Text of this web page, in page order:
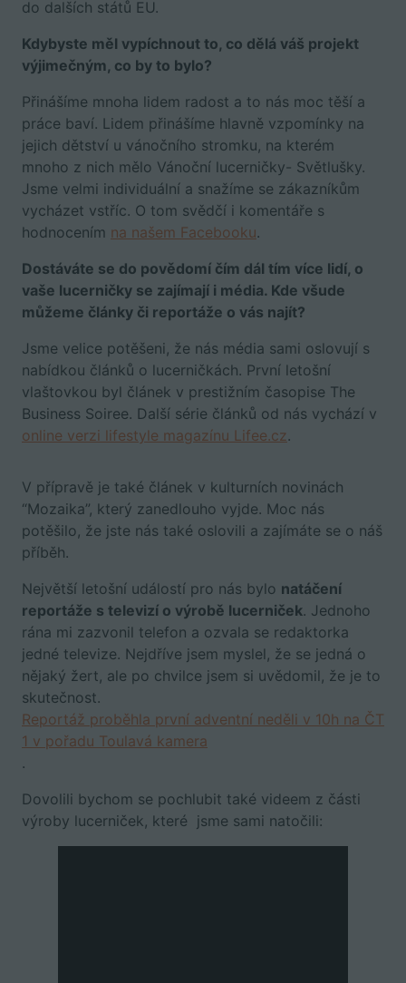
do dalších států EU.
Kdybyste měl vypíchnout to, co dělá váš projekt
výjimečným, co by to bylo?
Přinášíme mnoha lidem radost a to nás moc těší a
práce baví. Lidem přinášíme hlavně vzpomínky na
jejich dětství u vánočního stromku, na kterém
mnoho z nich mělo Vánoční lucerničky- Světlušky.
Jsme velmi individuální a snažíme se zákazníkům
vycházet vstříc. O tom svědčí i komentáře s
hodnocením na našem Facebooku.
Dostáváte se do povědomí čím dál tím více lidí, o
vaše lucerničky se zajímají i média. Kde všude
můžeme články či reportáže o vás najít?
Jsme velice potěšeni, že nás média sami oslovují s
nabídkou článků o lucerničkách. První letošní
vlaštovkou byl článek v prestižním časopise The
Business Soiree. Další série článků od nás vychází v
online verzi lifestyle magazínu Lifee.cz.
V přípravě je také článek v kulturních novinách
“Mozaika”, který zanedlouho vyjde. Moc nás
potěšilo, že jste nás také oslovili a zajímáte se o náš
příběh.
Největší letošní událostí pro nás bylo natáčení
reportáže s televizí o výrobě lucerniček. Jednoho
rána mi zazvonil telefon a ozvala se redaktorka
jedné televize. Nejdříve jsem myslel, že se jedná o
nějaký žert, ale po chvilce jsem si uvědomil, že je to
skutečnost.
Reportáž proběhla první adventní neděli v 10h na ČT
1 v pořadu Toulavá kamera
.
Dovolili bychom se pochlubit také videem z části
výroby lucerniček, které jsme sami natočili: